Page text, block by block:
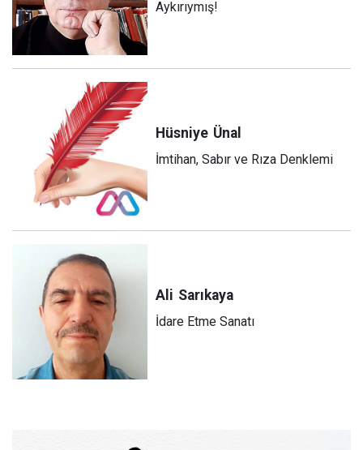
Aykırıymış!
Hüsniye Ünal
İmtihan, Sabır ve Rıza Denklemi
Ali Sarıkaya
İdare Etme Sanatı